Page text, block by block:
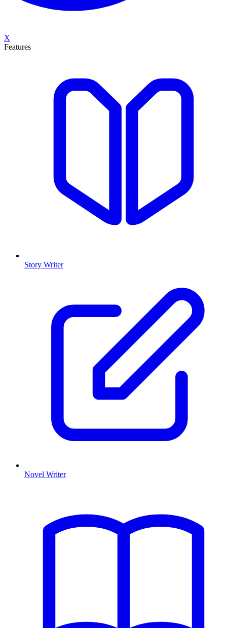
X
Features
Story Writer
Novel Writer